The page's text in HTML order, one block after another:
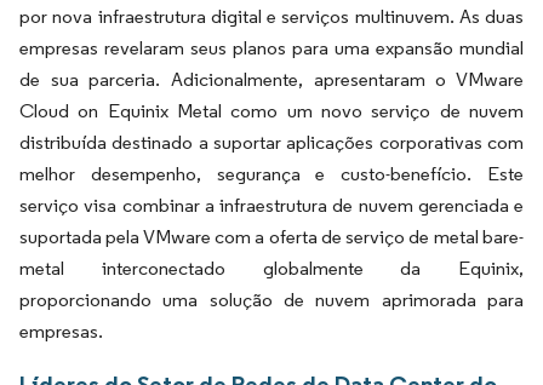
por nova infraestrutura digital e serviços multinuvem. As duas
empresas revelaram seus planos para uma expansão mundial
de sua parceria. Adicionalmente, apresentaram o VMware
Cloud on Equinix Metal como um novo serviço de nuvem
distribuída destinado a suportar aplicações corporativas com
melhor desempenho, segurança e custo-benefício. Este
serviço visa combinar a infraestrutura de nuvem gerenciada e
suportada pela VMware com a oferta de serviço de metal bare-
metal interconectado globalmente da Equinix,
proporcionando uma solução de nuvem aprimorada para
empresas.